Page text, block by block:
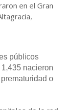
en el Gran
públicos
nacieron
o